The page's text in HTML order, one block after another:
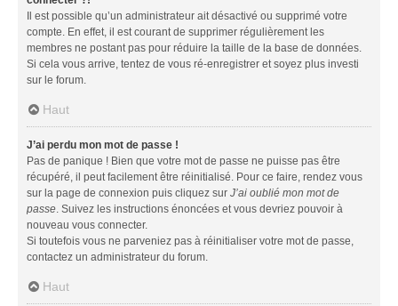
Il est possible qu’un administrateur ait désactivé ou supprimé votre
compte. En effet, il est courant de supprimer régulièrement les
membres ne postant pas pour réduire la taille de la base de données.
Si cela vous arrive, tentez de vous ré-enregistrer et soyez plus investi
sur le forum.
Haut
J’ai perdu mon mot de passe !
Pas de panique ! Bien que votre mot de passe ne puisse pas être
récupéré, il peut facilement être réinitialisé. Pour ce faire, rendez vous
sur la page de connexion puis cliquez sur J’ai oublié mon mot de
passe. Suivez les instructions énoncées et vous devriez pouvoir à
nouveau vous connecter.
Si toutefois vous ne parveniez pas à réinitialiser votre mot de passe,
contactez un administrateur du forum.
Haut